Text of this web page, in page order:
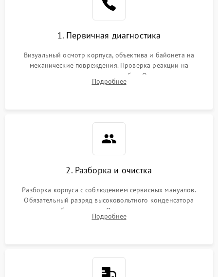
1. Первичная диагностика
Визуальный осмотр корпуса, объектива и байонета на
механические повреждения. Проверка реакции на
включение, считывание кодов ошибок. Оценка состояния
матрицы и затвора, проверка работы автофокуса и вспышки.
Подробнее
2. Разборка и очистка
Разборка корпуса с соблюдением сервисных мануалов.
Обязательный разряд высоковольтного конденсатора
вспышки для безопасности. Очистка внутренних узлов от
пыли, песка и следов влаги с помощью спецсредств.
Подробнее